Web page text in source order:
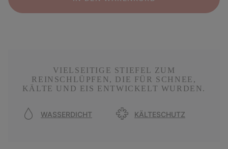
VIELSEITIGE STIEFEL ZUM
REINSCHLÜPFEN, DIE FÜR SCHNEE,
KÄLTE UND EIS ENTWICKELT WURDEN.
WASSERDICHT KÄLTESCHUTZ